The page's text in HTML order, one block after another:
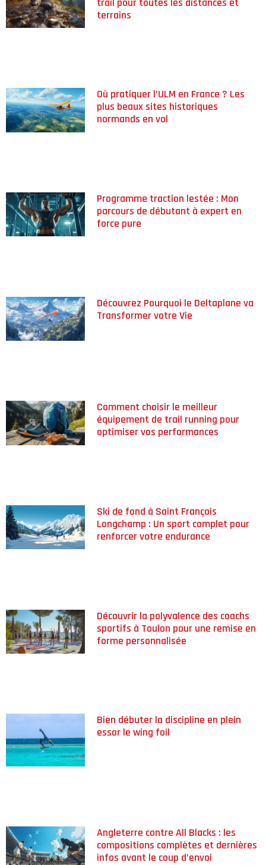
terrains
Où pratiquer l’ULM en France ? Les
plus beaux sites historiques
normands en vol
Programme traction lestée : Mon
parcours de débutant à expert en
force pure
Découvrez Pourquoi le Deltaplane va
Transformer votre Vie
Comment choisir le meilleur
équipement de trail running pour
optimiser vos performances
Ski de fond à Saint François
Longchamp : Un sport complet pour
renforcer votre endurance
Découvrir la polyvalence des coachs
sportifs à Toulon pour une remise en
forme personnalisée
Bien débuter la discipline en plein
essor le wing foil
Angleterre contre All Blacks : les
compositions complètes et dernières
infos avant le coup d’envoi